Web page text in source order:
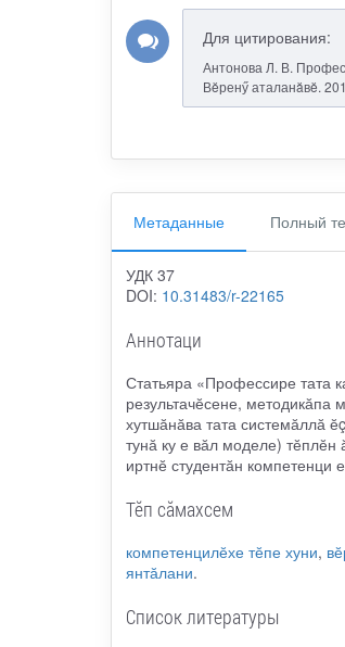
Для цитирования:
Антонова Л. В.
Вĕренӳ аталанăвĕ.
Метаданные Полный
УДК 37
DOI: 10.31483/r-22165
Аннотаци
Статьяра «Профессире тата
результачӗсене, методикӑпа
хутшӑнӑва тата системӑллӑ
тунӑ ку е вӑл моделе)
иртнӗ студентӑн компетенци
Тӗп сӑмахсем
компетенцилӗхе тӗпе хуни,
янтӑлани.
Список литературы